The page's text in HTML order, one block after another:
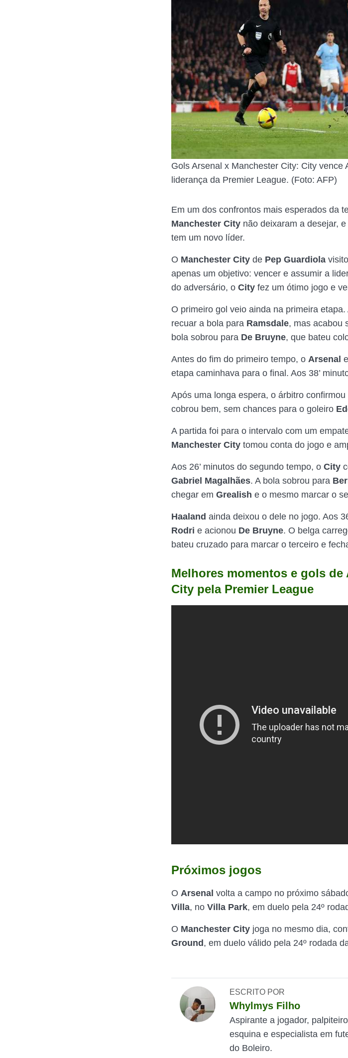
Gols Arsenal x Manchester City: City vence
liderança da Premier League. (Foto: AFP)
Em um dos confrontos mais esperados da
Manchester City não deixaram a desejar,
tem um novo líder.
O Manchester City de Pep Guardiola
apenas um objetivo: vencer e assumir a
do adversário, o City fez um ótimo jogo e
O primeiro gol veio ainda na primeira etapa.
recuar a bola para Ramsdale, mas acabou
bola sobrou para De Bruyne, que bateu
Antes do fim do primeiro tempo, o Arsenal
etapa caminhava para o final. Aos 38’
Após uma longa espera, o árbitro confirmou
cobrou bem, sem chances para o goleiro
A partida foi para o intervalo com um
Manchester City tomou conta do jogo e
Aos 26’ minutos do segundo tempo, o City
Gabriel Magalhães. A bola sobrou para
chegar em Grealish e o mesmo marcar o
Haaland ainda deixou o dele no jogo. Aos
Rodri e acionou De Bruyne. O belga
bateu cruzado para marcar o terceiro e
Melhores momentos e gols de
City pela Premier League
Próximos jogos
O Arsenal volta a campo no próximo
Villa, no Villa Park, em duelo pela 24º
O Manchester City joga no mesmo dia,
Ground , em duelo válido pela 24º rodada
ESCRITO POR
Whylmys Filho
Aspirante a jogador,
esquina e especialista em
do Boleiro.